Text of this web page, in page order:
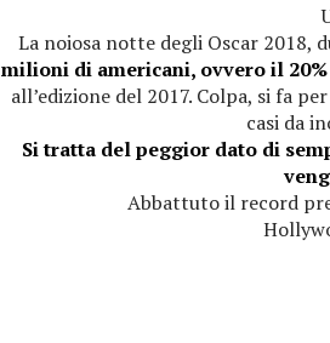
La noiosa notte degli Oscar 2018,
milioni di americani, ovvero il
all’edizione del 2017. Colpa, si fa
casi da
Si tratta del peggior dato di
Abbattuto il record